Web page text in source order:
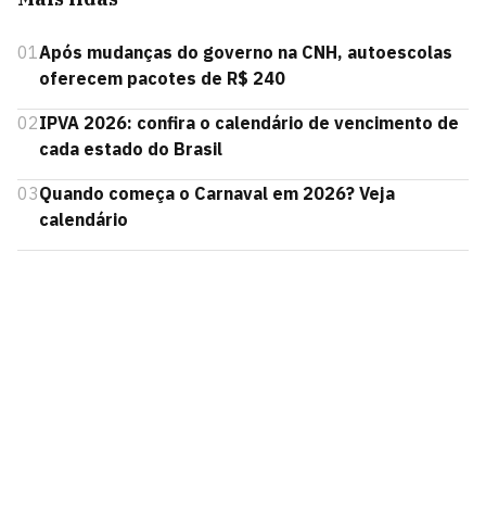
01Após mudanças do governo na CNH, autoescolas
oferecem pacotes de R$ 240
02IPVA 2026: confira o calendário de vencimento de
cada estado do Brasil
03Quando começa o Carnaval em 2026? Veja
calendário